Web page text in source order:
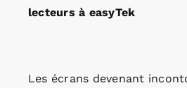
lecteurs à easyTek
Les écrans devenant